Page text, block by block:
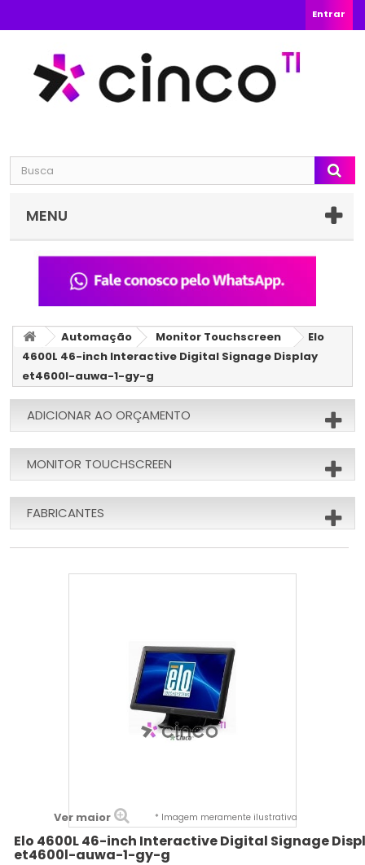
Entrar
MENU
Automação Monitor Touchscreen
Elo
4600L 46-inch Interactive Digital Signage Display
et4600l-auwa-1-gy-g
ADICIONAR AO ORÇAMENTO
MONITOR TOUCHSCREEN
FABRICANTES
Ver maior * Imagem meramente ilustrativa
Elo 4600L 46-inch Interactive Digital Signage
et4600l-auwa-1-gy-g